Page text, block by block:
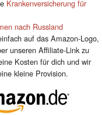
Krankenversicherung für
nach Russland
auf das Amazon-Logo,
unseren Affiliate-Link zu
Kosten für dich und wir
kleine Provision.